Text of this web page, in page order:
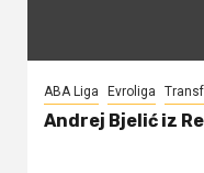
ABA Liga Evroliga
Andrej Bjelić iz